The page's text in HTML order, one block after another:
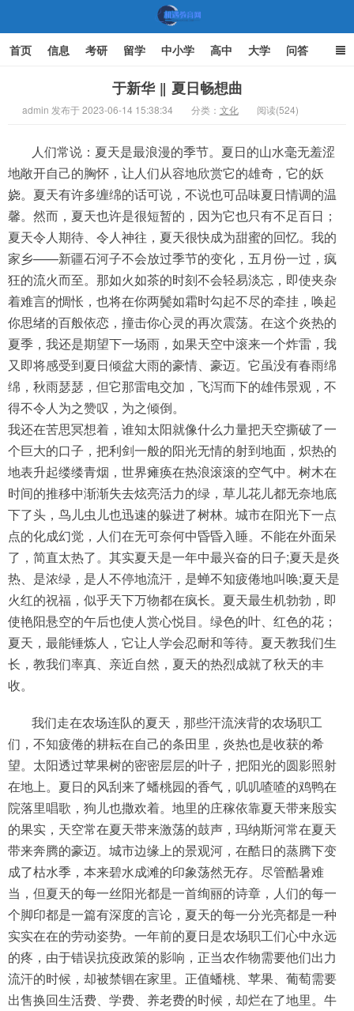
首页 信息 考研 留学 中小学 高中 大学 问答
于新华 ‖ 夏日畅想曲
admin 发布于 2023-06-14 15:38:34 分类： 文化 阅读(524)
人们常说：夏天是最浪漫的季节。夏日的山水毫无羞涩
地敞开自己的胸怀，让人们从容地欣赏它的雄奇，它的妖
娆。夏天有许多缠绵的话可说，不说也可品味夏日情调的温
馨。然而，夏天也许是很短暂的，因为它也只有不足百日；
夏天令人期待、令人神往，夏天很快成为甜蜜的回忆。我的
家乡——新疆石河子不会放过季节的变化，五月份一过，疯
狂的流火而至。那如火如茶的时刻不会轻易淡忘，即使夹杂
着难言的惆怅，也将在你两鬓如霜时勾起不尽的牵挂，唤起
你思绪的百般依恋，撞击你心灵的再次震荡。在这个炎热的
夏季，我还是期望下一场雨，如果天空中滚来一个炸雷，我
又即将感受到夏日倾盆大雨的豪情、豪迈。它虽没有春雨绵
绵，秋雨瑟瑟，但它那雷电交加，飞泻而下的雄伟景观，不
得不令人为之赞叹，为之倾倒。
我还在苦思冥想着，谁知太阳就像什么力量把天空撕破了一
个巨大的口子，把利剑一般的阳光无情的射到地面，炽热的
地表升起缕缕青烟，世界瘫痪在热浪滚滚的空气中。树木在
时间的推移中渐渐失去炫亮活力的绿，草儿花儿都无奈地底
下了头，鸟儿虫儿也迅速的躲进了树林。城市在阳光下一点
点的化成幻觉，人们在无可奈何中昏昏入睡。不能在外面呆
了，简直太热了。其实夏天是一年中最兴奋的日子;夏天是炎
热、是浓绿，是人不停地流汗，是蝉不知疲倦地叫唤;夏天是
火红的祝福，似乎天下万物都在疯长。夏天最生机勃勃，即
使艳阳悬空的午后也使人赏心悦目。绿色的叶、红色的花；
夏天，最能锤炼人，它让人学会忍耐和等待。夏天教我们生
长，教我们率真、亲近自然，夏天的热烈成就了秋天的丰
收。
我们走在农场连队的夏天，那些汗流浃背的农场职工
们，不知疲倦的耕耘在自己的条田里，炎热也是收获的希
望。太阳透过苹果树的密密层层的叶子，把阳光的圆影照射
在地上。夏日的风刮来了蟠桃园的香气，叽叽喳喳的鸡鸭在
院落里唱歌，狗儿也撒欢着。地里的庄稼依靠夏天带来殷实
的果实，天空常在夏天带来激荡的鼓声，玛纳斯河常在夏天
带来奔腾的豪迈。城市边缘上的景观河，在酷日的蒸腾下变
成了枯水季，本来碧水成滩的印象荡然无存。尽管酷暑难
当，但夏天的每一丝阳光都是一首绚丽的诗章，人们的每一
个脚印都是一篇有深度的言论，夏天的每一分光亮都是一种
实实在在的劳动姿势。一年前的夏日是农场职工们心中永远
的疼，由于错误抗疫政策的影响，正当农作物需要他们出力
流汗的时候，却被禁锢在家里。正值蟠桃、苹果、葡萄需要
出售换回生活费、学费、养老费的时候，却烂在了地里。牛